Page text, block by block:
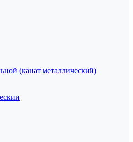
(канат металлический)